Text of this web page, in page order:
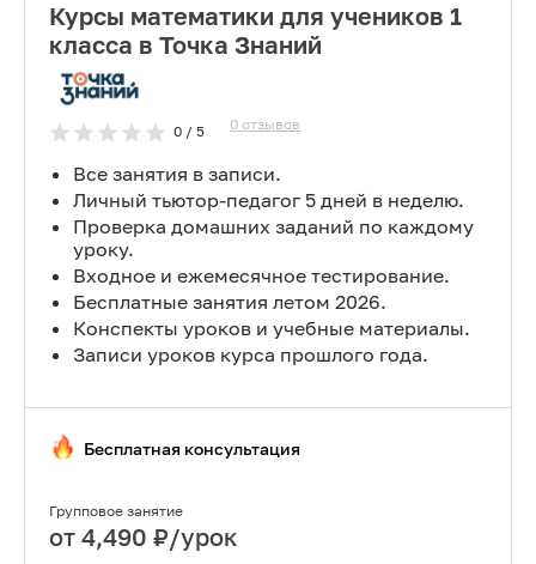
Курсы математики для учеников 1
класса в Точка Знаний
0/ 5 0 отзывов
Все занятия в записи.
Личный тьютор-педагог 5 дней в неделю.
Проверка домашних заданий по каждому
уроку.
Входное и ежемесячное тестирование.
Бесплатные занятия летом 2026.
Конспекты уроков и учебные материалы.
Записи уроков курса прошлого года.
Бесплатная консультация
Групповое занятие
от 4,490 ₽/урок